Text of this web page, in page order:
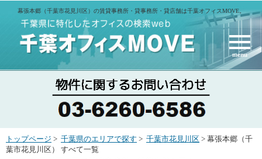
幕張本郷（千葉市花見川区）の賃貸事務所・貸事務所・貸店舗は千葉オフィスMOVE。
menu
トップページ > 千葉県のエリアで探す > 千葉市花見川区 > 幕張本郷（千
葉市花見川区） すべて一覧